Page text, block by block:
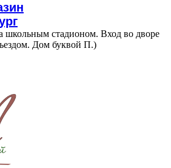
школьным стадионом. Вход во дворе
Дом буквой П.)